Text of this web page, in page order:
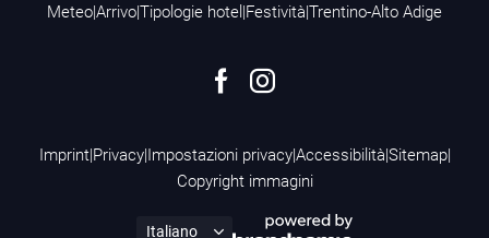
Meteo|Arrivo|Tipologie hotel |Festività|Trentino-Alto Adige
Imprint|Privacy|Impostazioni privacy|Accessibilità|Sitemap|
Copyright immagini